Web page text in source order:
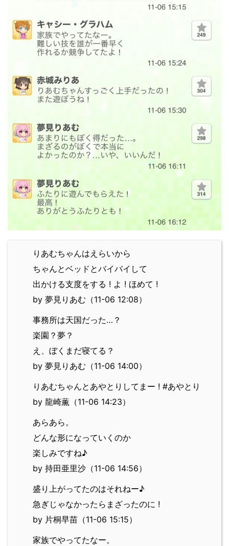
りあむちゃんはえらいから
ちゃんとベッドとバイバイして
出かける支度をする ! よ ! ほめて !
by 夢見りあむ（11-06 12:08）
事務所は天国だった…？
楽園？夢？
え、ぼくまだ寝てる？
by 夢見りあむ（11-06 14:00）
りあむちゃんとあやとりしてまー ! #あやとり
by 龍崎薫（11-06 14:23）
あらあら。
どんな形になっていくのか
楽しみですね♪
by 持田亜里沙（11-06 14:56）
盛り上がってたのはそれねー♪
急ぎじゃなかったらまざったのに !
by 片桐早苗（11-06 15:15）
家族でやってたなー。